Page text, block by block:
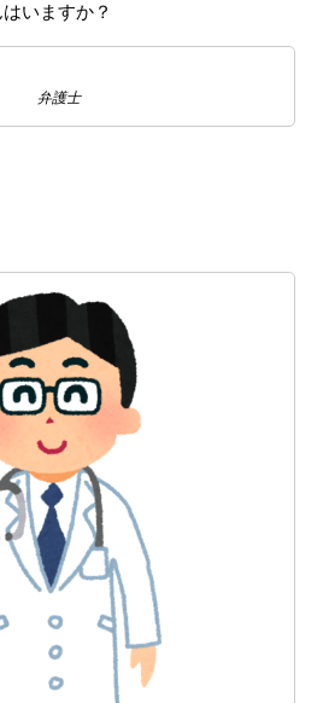
いますか？
弁護士